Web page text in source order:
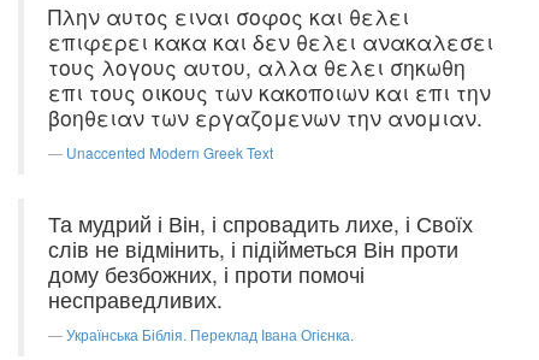
Πλην αυτος ειναι σοφος και θελει
επιφερει κακα και δεν θελει ανακαλεσει
τους λογους αυτου, αλλα θελει σηκωθη
επι τους οικους των κακοποιων και επι την
βοηθειαν των εργαζομενων την ανομιαν.
Unaccented Modern Greek Text
Та мудрий і Він, і спровадить лихе, і Своїх
слів не відмінить, і підійметься Він проти
дому безбожних, і проти помочі
несправедливих.
Українська Біблія. Переклад Івана Огієнка.